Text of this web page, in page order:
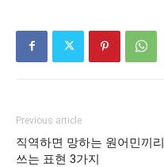
Previous article
직역하면 망하는 원어민끼리
쓰는 표현 3가지